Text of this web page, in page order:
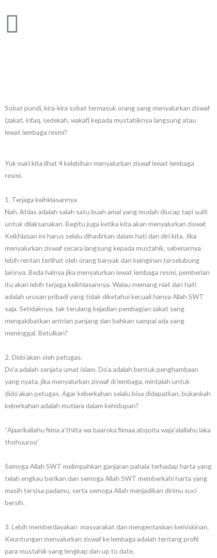
content
Sobat pundi, kira-kira sobat termasuk orang yang menyalurkan ziswaf
(zakat, infaq, sedekah, wakaf) kepada mustahiknya langsung atau
lewat lembaga resmi?
Yuk mari kita lihat 4 kelebihan menyalurkan ziswaf lewat lembaga
resmi.
1. Terjaga keihklasannya
Nah, ikhlas adalah salah satu buah amal yang mudah diucap tapi sulit
untuk dilaksanakan. Begitu juga ketika kita akan menyalurkan ziswaf.
Keikhlasan ini harus selalu dihadirkan dalam hati dan diri kita. Jika
menyalurkan ziswaf secara langsung kepada mustahik, sebenarnya
lebih rentan terlihat oleh orang banyak dan keinginan terselubung
lainnya. Beda halnya jika menyalurkan lewat lembaga resmi, pemberian
itu akan lebih terjaga keikhlasannya. Walau memang niat dan hati
adalah urusan pribadi yang tidak diketahui kecuali hanya Allah SWT
saja. Setidaknya, tak terulang kejadian pembagian zakat yang
mengakibatkan antrian panjang dan bahkan sampai ada yang
meninggal. Betulkan?
2. Dido’akan oleh petugas.
Do’a adalah senjata umat islam. Do’a adalah bentuk penghambaan
yang nyata, jika menyalurkan ziswaf di lembaga, mintalah untuk
dido’akan petugas. Agar keberkahan selalu bisa didapatkan, bukankah
keberkahan adalah mutiara dalam kehidupan?
“Ajaarikallahu fiima a’thiita wa baaroka fiimaa abqoita waja’alallahu laka
thohuuroo”
Semoga Allah SWT melimpahkan ganjaran pahala terhadap harta yang
telah engkau berikan dan semoga Allah SWT memberkahi harta yang
masih tersisa padamu, serta semoga Allah menjadikan dirimu suci
bersih.
3. Lebih memberdayakan masyarakat dan mengentaskan kemiskinan.
Keuntungan menyalurkan ziswaf ke lembaga adalah tentang profil
para mustahik yang lengkap dan up to date.